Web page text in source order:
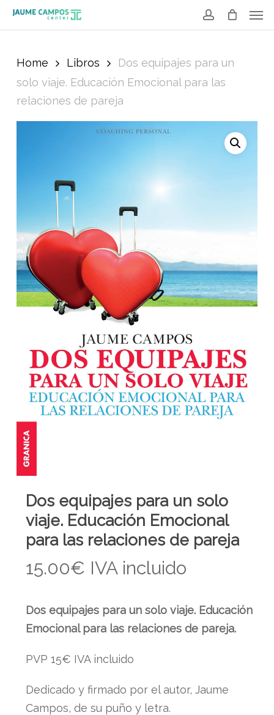
Skip
content
Home Libros
Dos equipajes para un
solo viaje. Educación Emocional para las
relaciones de pareja
Dos equipajes para un solo
viaje. Educación Emocional
para las relaciones de pareja
15.00€ IVA incluido
Dos equipajes para un solo viaje. Educación
Emocional para las relaciones de pareja.
PVP 15€ IVA incluido
Dedicado y firmado por el autor, Jaume
Campos, de su puño y letra.